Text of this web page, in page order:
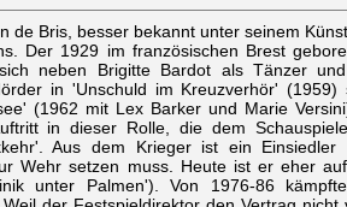
de Bris, besser bekannt unter seinem
Der 1929 im französischen Brest
neben Brigitte Bardot als Tänzer
in 'Unschuld im Kreuzverhör'
(1962 mit Lex Barker und Marie
in dieser Rolle, die dem
Aus dem Krieger ist ein
Wehr setzen muss. Heute ist er eher
unter Palmen'). Von 1976-86